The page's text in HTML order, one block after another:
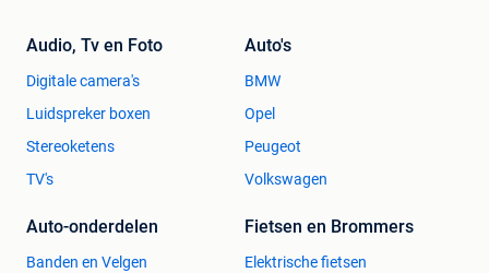
Audio, Tv en Foto
Digitale camera's
Luidspreker boxen
Stereoketens
TV's
Auto's
BMW
Opel
Peugeot
Volkswagen
Auto-onderdelen
Banden en Velgen
Fietsen en Brommers
Elektrische fietsen